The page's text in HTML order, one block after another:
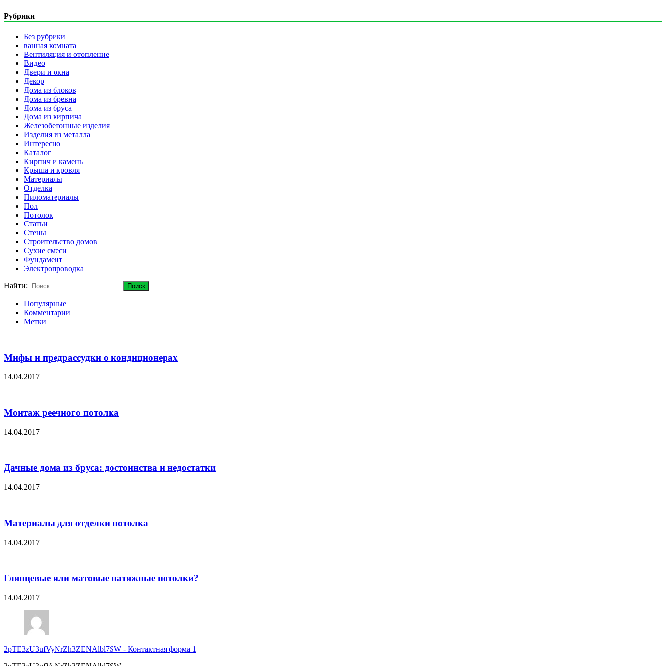
Рубрики
Без рубрики
ванная комната
Вентиляция и отопление
Видео
Двери и окна
Декор
Дома из блоков
Дома из бревна
Дома из бруса
Дома из кирпича
Железобетонные изделия
Изделия из металла
Интересно
Каталог
Кирпич и камень
Крыша и кровля
Материалы
Отделка
Пиломатериалы
Пол
Потолок
Статьи
Стены
Строительство домов
Сухие смеси
Фундамент
Электропроводка
Найти:
Популярные
Комментарии
Метки
Мифы и предрассудки о кондиционерах
14.04.2017
Монтаж реечного потолка
14.04.2017
Дачные дома из бруса: достоинства и недостатки
14.04.2017
Материалы для отделки потолка
14.04.2017
Глянцевые или матовые натяжные потолки?
14.04.2017
2pTE3zU3ufVyNrZh3ZENAlbl7SW - Контактная форма 1